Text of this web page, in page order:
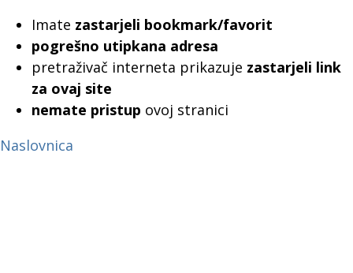
Imate zastarjeli bookmark/favorit
pogrešno utipkana adresa
pretraživač interneta prikazuje zastarjeli link
za ovaj site
nemate pristup ovoj stranici
Naslovnica